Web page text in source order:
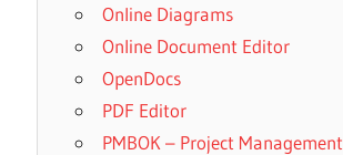
Online Diagrams
Online Document Editor
OpenDocs
PDF Editor
PMBOK – Project Management